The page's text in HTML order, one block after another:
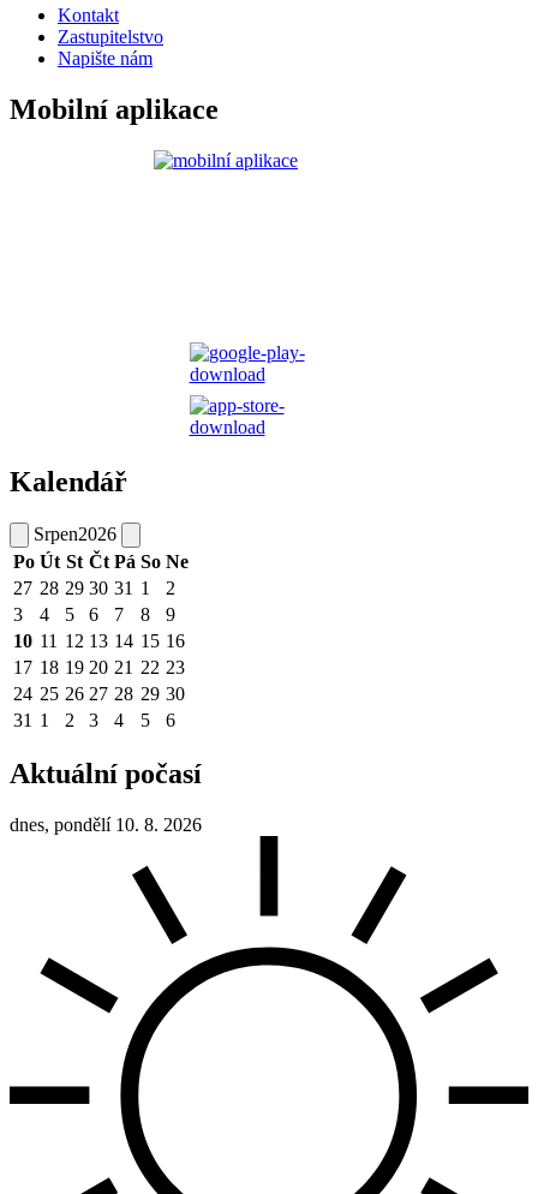
Kontakt
Zastupitelstvo
Napište nám
Mobilní aplikace
Kalendář
Srpen2026
Po Út St Čt Pá So Ne
27 28 29 30 31 1
2
3
4 5 6 7 8
9
10 11 12 13 14 15 16
17 18 19 20 21 22 23
24 25 26 27 28 29 30
31 1 2 3 4 5 6
Aktuální počasí
dnes, pondělí 10. 8. 2026